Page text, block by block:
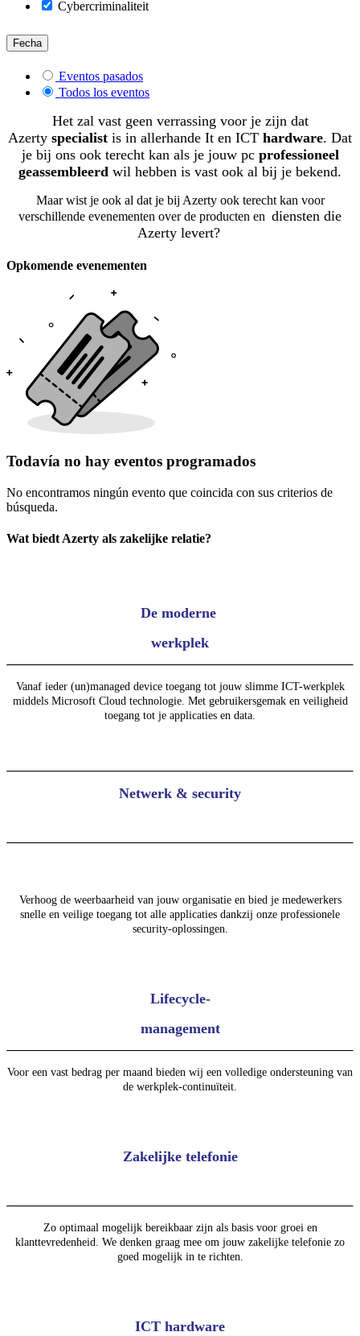
Cybercriminaliteit
Fecha
Eventos pasados
Todos los eventos
Het zal vast geen verrassing voor je zijn dat
Azerty specialist is in allerhande It en ICT hardware. Dat
je bij ons ook terecht kan als je jouw pc professioneel
geassembleerd wil hebben is vast ook al bij je bekend.
Maar wist je ook al dat je bij Azerty ook terecht kan voor
verschillende evenementen over de producten en diensten die
Azerty levert?
Opkomende evenementen
Todavía no hay eventos programados
No encontramos ningún evento que coincida con sus criterios de
búsqueda.
Wat biedt Azerty als zakelijke relatie?
De moderne
werkplek
Vanaf ieder (un)managed device toegang tot jouw slimme ICT-werkplek
middels Microsoft Cloud technologie. Met gebruikersgemak en veiligheid
toegang tot je applicaties en data.
Netwerk & security
Verhoog de weerbaarheid van jouw organisatie en bied je medewerkers
snelle en veilige toegang tot alle applicaties dankzij onze professionele
security-oplossingen.
Lifecycle-
management
Voor een vast bedrag per maand bieden wij een volledige ondersteuning van
de werkplek-continuïteit.
Zakelijke telefonie
Zo optimaal mogelijk bereikbaar zijn als basis voor groei en
klanttevredenheid. We denken graag mee om jouw zakelijke telefonie zo
goed mogelijk in te richten.
ICT hardware